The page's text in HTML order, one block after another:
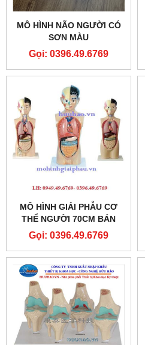
MÔ HÌNH NÃO NGƯỜI CÓ
SƠN MÀU
Gọi: 0396.49.6769
MÔ HÌNH GIẢI PHẪU CƠ
THỂ NGƯỜI 70CM BÁN
THÂN
Gọi: 0396.49.6769